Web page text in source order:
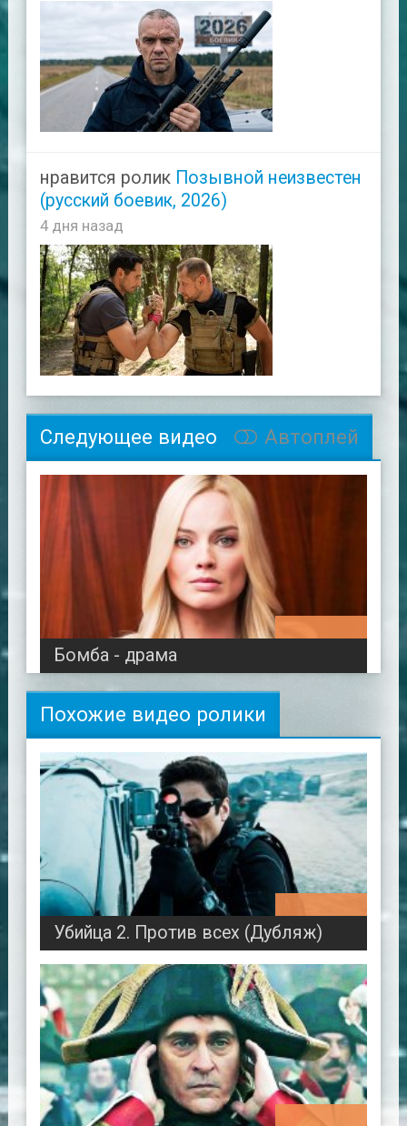
нравится ролик Позывной неизвестен
(русский боевик, 2026)
4 дня назад
Следующее видео Автоплей
Бомба - драма
Похожие видео ролики
Убийца 2. Против всех (Дубляж)